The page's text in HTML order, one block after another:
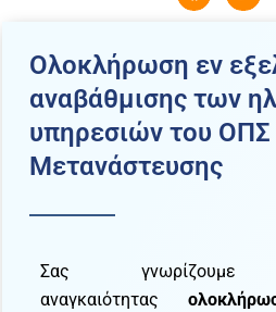
Ολοκλήρωση εν
αναβάθμισης των
υπηρεσιών του
Μετανάστευσης
Σας
αναγκαιότητας